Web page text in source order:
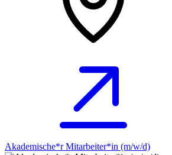
Akademische*r Mitarbeiter*in (m/w/d)